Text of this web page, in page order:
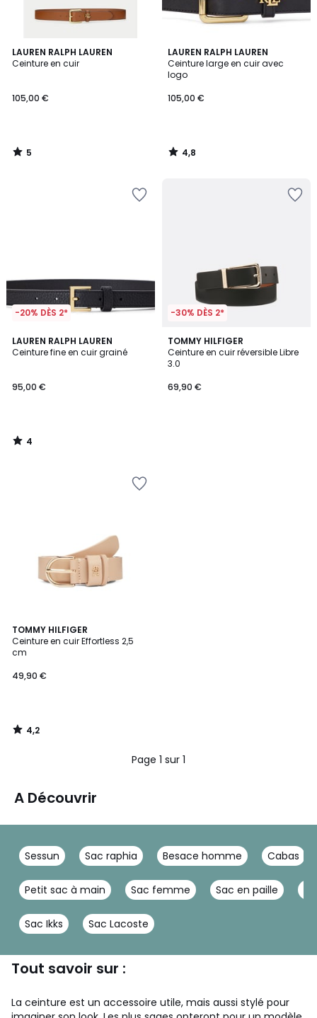
LAUREN RALPH LAUREN
Ceinture en cuir
105,00 €
5
/
5
/
LAUREN RALPH LAUREN
Ceinture large en cuir avec
logo
105,00 €
4,8
/ 5
4,8
/
-20% DÈS 2*
LAUREN RALPH LAUREN
Ceinture fine en cuir grainé
95,00 €
4
/
4
/
-30% DÈS 2*
TOMMY HILFIGER
Ceinture en cuir réversible Libre
3.0
69,90 €
TOMMY HILFIGER
Ceinture en cuir Effortless 2,5
cm
49,90 €
4,2
/ 5
4,2
/
Page 1 sur 1
A Découvrir
Sessun Sac raphia Besace homme Cabas
Petit sac à main Sac femme Sac en paille
Sac Ikks Sac Lacoste
Tout savoir sur :
La ceinture est un accessoire utile, mais aussi stylé pour